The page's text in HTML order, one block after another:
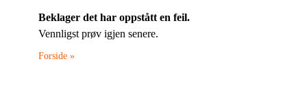
Beklager det har oppstått en feil.
Vennligst prøv igjen senere.
Forside »